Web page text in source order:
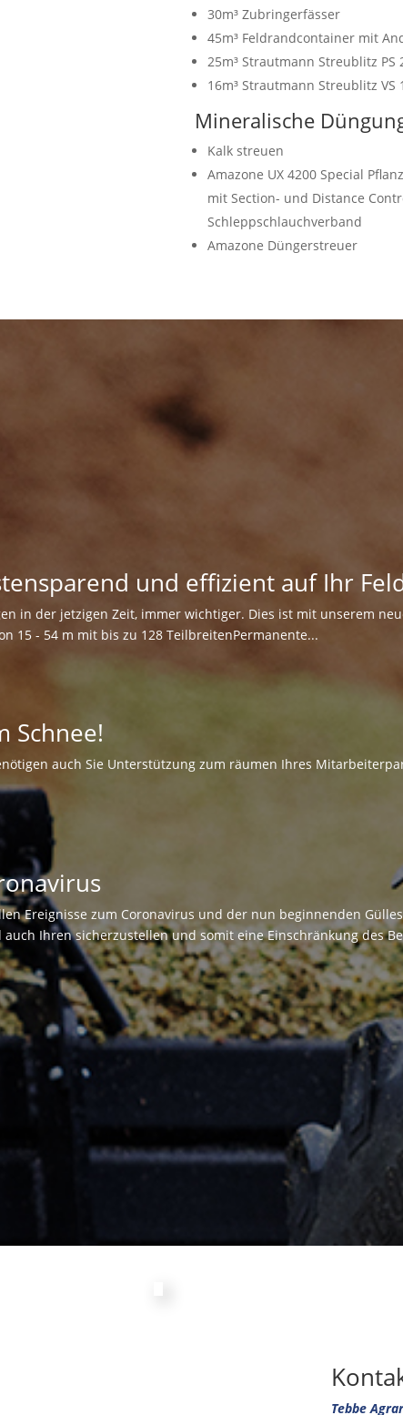
30m³ Zubringerfässer
45m³ Feldrandcontainer mit
25m³ Strautmann Streublitz
16m³ Strautmann Streublitz
Mineralische
Kalk streuen
Amazone UX 4200 Special
mit Section- und Distance
Schleppschlauchverband
Amazone Düngerstreuer
und effizient auf Ihr
in der jetzigen Zeit, immer wichtiger. Dies ist mit unserem
15 - 54 m mit bis zu 128 TeilbreitenPermanente...
Schnee!
auch Sie Unterstützung zum räumen Ihres
Ereignisse zum Coronavirus und der nun beginnenden
Ihren sicherzustellen und somit eine Einschränkung des
Tebbe